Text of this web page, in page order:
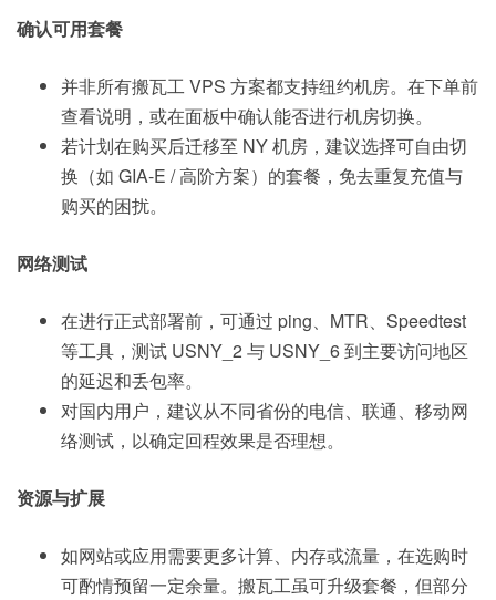
确认可用套餐
并非所有搬瓦工 VPS 方案都支持纽约机房。在下单前
查看说明，或在面板中确认能否进行机房切换。
若计划在购买后迁移至 NY 机房，建议选择可自由切
换（如 GIA-E / 高阶方案）的套餐，免去重复充值与
购买的困扰。
网络测试
在进行正式部署前，可通过 ping、MTR、Speedtest
等工具，测试 USNY_2 与 USNY_6 到主要访问地区
的延迟和丢包率。
对国内用户，建议从不同省份的电信、联通、移动网
络测试，以确定回程效果是否理想。
资源与扩展
如网站或应用需要更多计算、内存或流量，在选购时
可酌情预留一定余量。搬瓦工虽可升级套餐，但部分